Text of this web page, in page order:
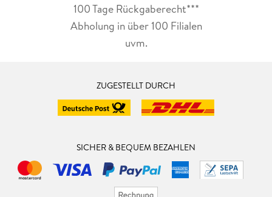
100 Tage Rückgaberecht***
Abholung in über 100 Filialen
uvm.
ZUGESTELLT DURCH
SICHER & BEQUEM BEZAHLEN